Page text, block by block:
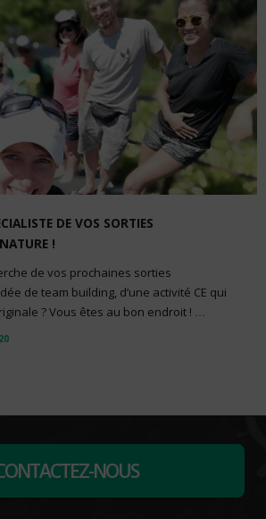
DE VOS SORTIES
!
de vos prochaines sorties
de team building, d’une activité CE qui
? Vous êtes au bon endroit ! ...
NOUS